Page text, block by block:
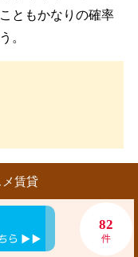
ともかなりの確率
。
賃貸
82
件